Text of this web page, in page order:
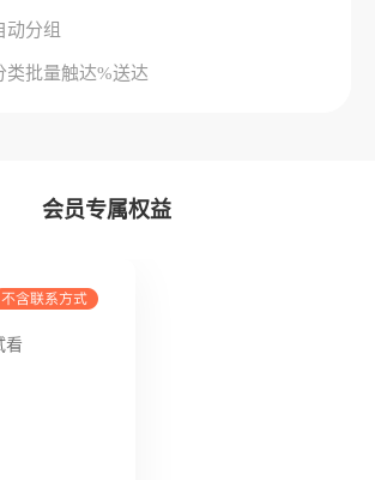
动分组
类批量触达%送达
会员专属权益
看